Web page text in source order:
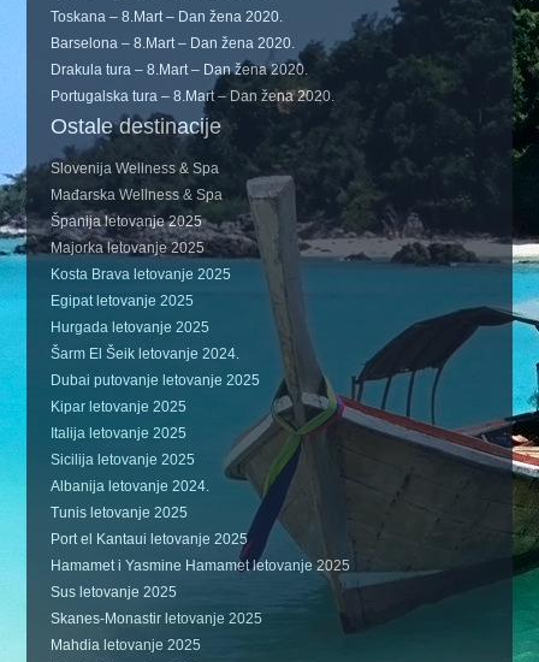
Toskana – 8.Mart – Dan žena 2020.
Barselona – 8.Mart – Dan žena 2020.
Drakula tura – 8.Mart – Dan žena 2020.
Portugalska tura – 8.Mart – Dan žena 2020.
Ostale destinacije
Slovenija Wellness & Spa
Mađarska Wellness & Spa
Španija letovanje 2025
Majorka letovanje 2025
Kosta Brava letovanje 2025
Egipat letovanje 2025
Hurgada letovanje 2025
Šarm El Šeik letovanje 2024.
Dubai putovanje letovanje 2025
Kipar letovanje 2025
Italija letovanje 2025
Sicilija letovanje 2025
Albanija letovanje 2024.
Tunis letovanje 2025
Port el Kantaui letovanje 2025
Hamamet i Yasmine Hamamet letovanje 2025
Sus letovanje 2025
Skanes-Monastir letovanje 2025
Mahdia letovanje 2025